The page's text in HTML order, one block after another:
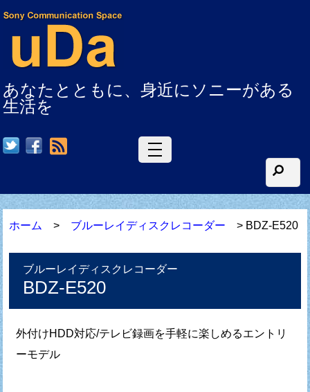
あなたとともに、身近にソニーがある
生活を
ホーム > ブルーレイディスクレコーダー > BDZ-E520
ブルーレイディスクレコーダー
BDZ-E520
外付けHDD対応/テレビ録画を手軽に楽しめるエントリ
ーモデル